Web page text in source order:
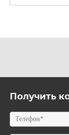
Получить